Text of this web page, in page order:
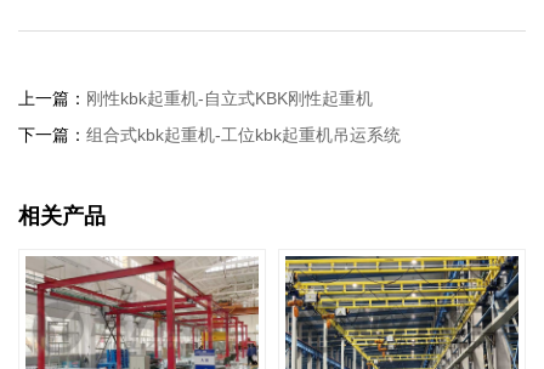
上一篇： 刚性kbk起重机-自立式KBK刚性起重机
下一篇： 组合式kbk起重机-工位kbk起重机吊运系统
相关产品